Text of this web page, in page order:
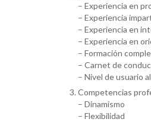
– Experiencia en
– Experiencia
– Experiencia en
– Experiencia en
– Formación
– Carnet de
– Nivel de usuario
Competencias
– Dinamismo
– Flexibilidad